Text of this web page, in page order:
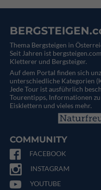
Thema Bergsteigen in
Seit Jahren ist
Kletterer und Bergsteiger.
Auf dem Portal finden sich
unterschiedliche Kategorien
Jede Tour ist ausführlich
Tourentipps, Informationen
Eisklettern und vieles mehr.
COMMUNITY
FACEBOOK
INSTAGRAM
YOUTUBE